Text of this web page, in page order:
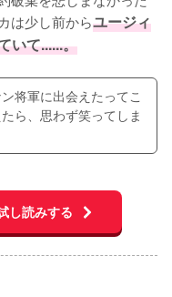
は少し前からユージィ
いて......。
将軍に出会えたってこ
ら、思わず笑ってしま
し読みする